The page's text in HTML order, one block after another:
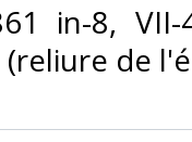
in-8,
de